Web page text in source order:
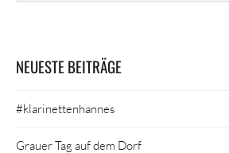
NEUESTE BEITRÄGE
#klarinettenhannes
Grauer Tag auf dem Dorf